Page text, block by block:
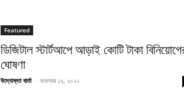
Featured
ডিজিটাল স্টার্টআপে আড়াই কোটি টাকা
ঘোষণা
উদ্যোক্তা বার্তা - নভেম্বর ১৯, ২০২২